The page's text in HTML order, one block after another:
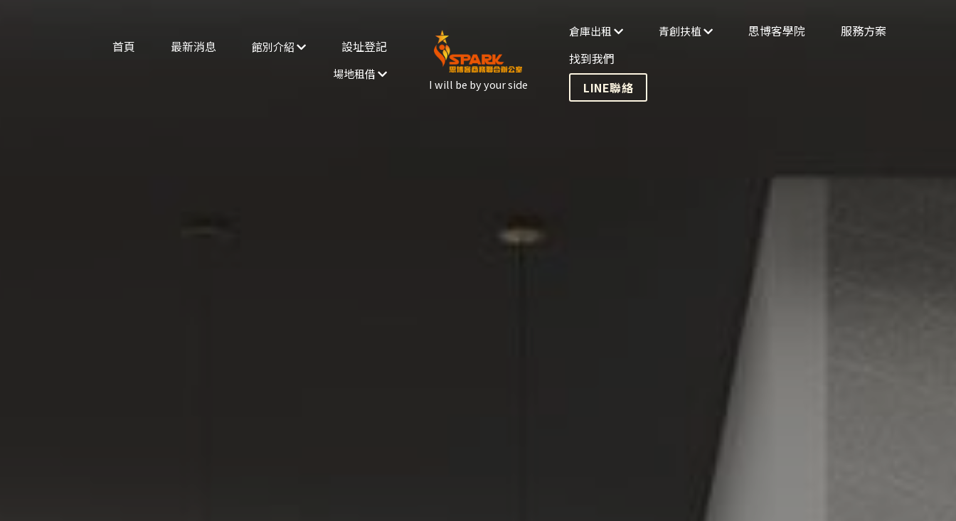
首頁 最新消息 設址登記
I will be by your side
青創扶植 思博客學院 服務方案
找到我們
LINE聯絡